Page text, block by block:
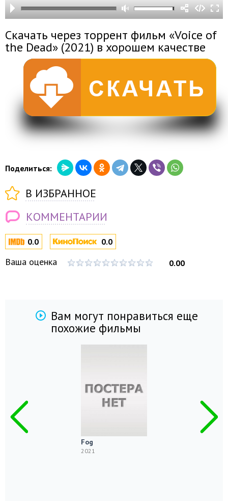
0.0 0.0
Ваша оценка 0.00
Скачать через торрент фильм «Voice of
the Dead» (2021) в хорошем качестве
Поделиться:
В ИЗБРАННОЕ
КОММЕНТАРИИ
Вам могут понравиться еще
похожие фильмы
Fog
2021